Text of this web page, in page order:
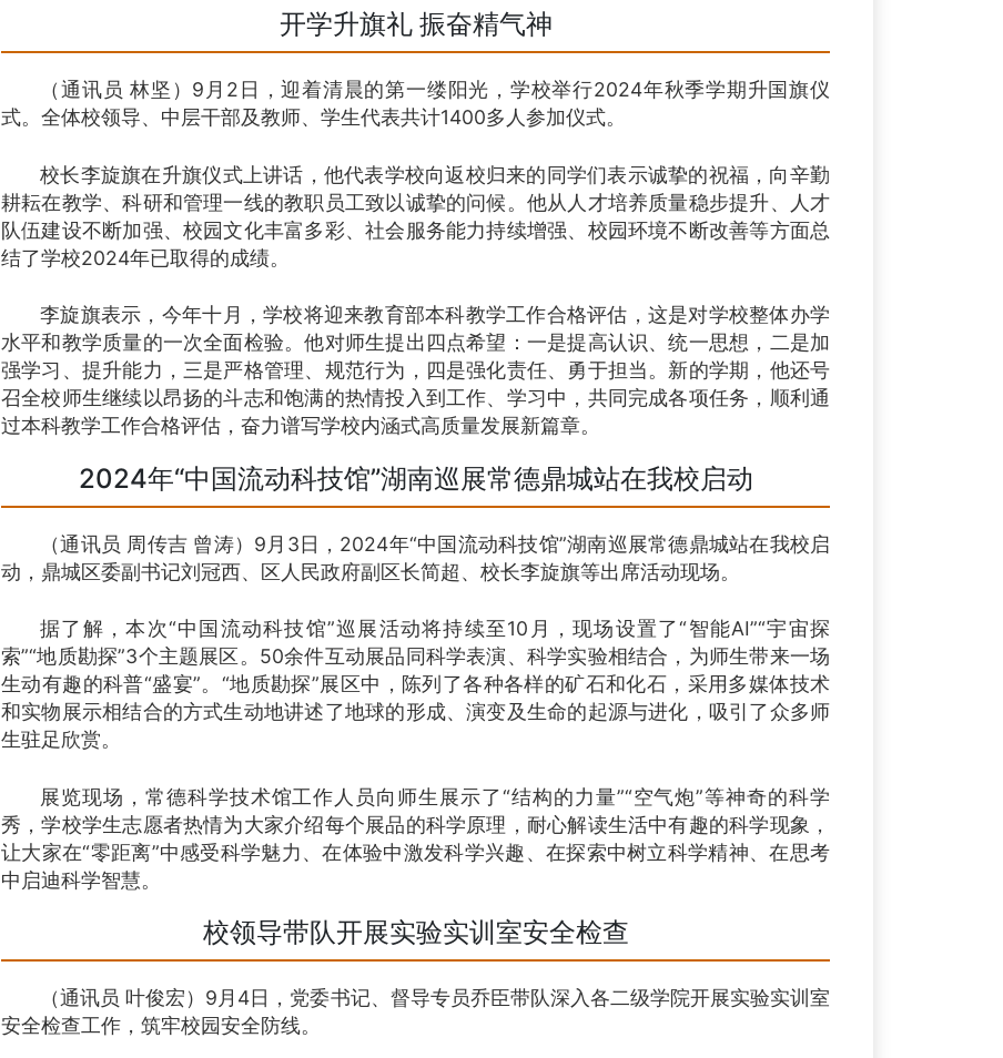
开学升旗礼 振奋精气神
（通讯员 林坚）9月2日，迎着清晨的第一缕阳光，学校举行2024年秋季学期升国旗仪
式。全体校领导、中层干部及教师、学生代表共计1400多人参加仪式。
校长李旋旗在升旗仪式上讲话，他代表学校向返校归来的同学们表示诚挚的祝福，向辛勤
耕耘在教学、科研和管理一线的教职员工致以诚挚的问候。他从人才培养质量稳步提升、人才
队伍建设不断加强、校园文化丰富多彩、社会服务能力持续增强、校园环境不断改善等方面总
结了学校2024年已取得的成绩。
李旋旗表示，今年十月，学校将迎来教育部本科教学工作合格评估，这是对学校整体办学
水平和教学质量的一次全面检验。他对师生提出四点希望：一是提高认识、统一思想，二是加
强学习、提升能力，三是严格管理、规范行为，四是强化责任、勇于担当。新的学期，他还号
召全校师生继续以昂扬的斗志和饱满的热情投入到工作、学习中，共同完成各项任务，顺利通
过本科教学工作合格评估，奋力谱写学校内涵式高质量发展新篇章。
2024年“中国流动科技馆”湖南巡展常德鼎城站在我校启动
（通讯员 周传吉 曾涛）9月3日，2024年“中国流动科技馆”湖南巡展常德鼎城站在我校启
动，鼎城区委副书记刘冠西、区人民政府副区长简超、校长李旋旗等出席活动现场。
据了解，本次“中国流动科技馆”巡展活动将持续至10月，现场设置了“智能AI”“宇宙探
索”“地质勘探”3个主题展区。50余件互动展品同科学表演、科学实验相结合，为师生带来一场
生动有趣的科普“盛宴”。“地质勘探”展区中，陈列了各种各样的矿石和化石，采用多媒体技术
和实物展示相结合的方式生动地讲述了地球的形成、演变及生命的起源与进化，吸引了众多师
生驻足欣赏。
展览现场，常德科学技术馆工作人员向师生展示了“结构的力量”“空气炮”等神奇的科学
秀，学校学生志愿者热情为大家介绍每个展品的科学原理，耐心解读生活中有趣的科学现象，
让大家在“零距离”中感受科学魅力、在体验中激发科学兴趣、在探索中树立科学精神、在思考
中启迪科学智慧。
校领导带队开展实验实训室安全检查
（通讯员 叶俊宏）9月4日，党委书记、督导专员乔臣带队深入各二级学院开展实验实训室
安全检查工作，筑牢校园安全防线。